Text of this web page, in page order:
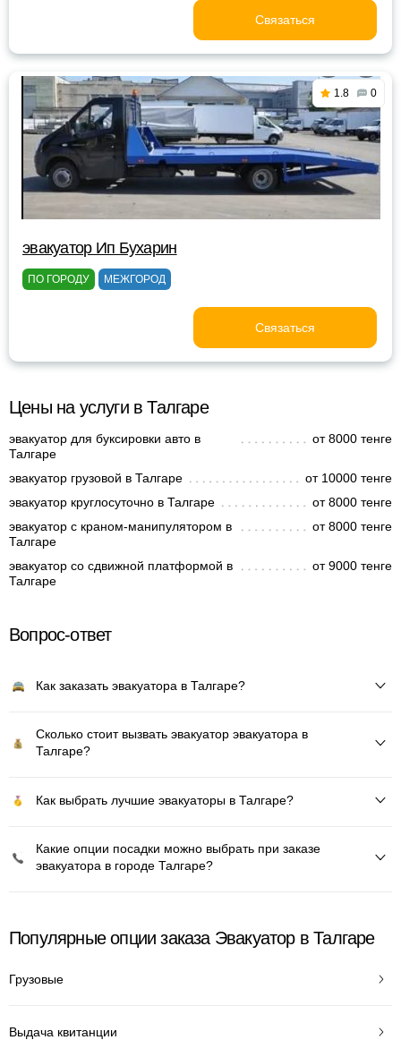
Связаться
1.8 0
эвакуатор Ип Бухарин
ПО ГОРОДУ МЕЖГОРОД
Связаться
Цены на услуги в Талгаре
эвакуатор для буксировки авто в
Талгаре
от 8000 тенге
эвакуатор грузовой в Талгаре
от 10000 тенге
эвакуатор круглосуточно в Талгаре
от 8000 тенге
эвакуатор с краном-манипулятором в
Талгаре
от 8000 тенге
эвакуатор со сдвижной платформой в
Талгаре
от 9000 тенге
Вопрос-ответ
Как заказать эвакуатора в Талгаре?
Сколько стоит вызвать эвакуатор эвакуатора в
Талгаре?
Как выбрать лучшие эвакуаторы в Талгаре?
Какие опции посадки можно выбрать при заказе
эвакуатора в городе Талгаре?
Популярные опции заказа Эвакуатор в Талгаре
Грузовые
Выдача квитанции